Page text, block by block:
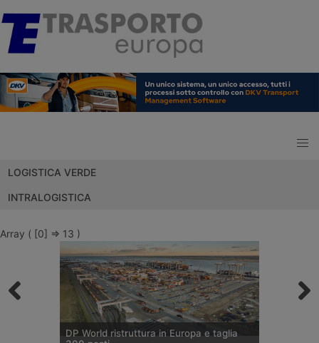
LOGISTICA VERDE
INTRALOGISTICA
Array ( [0] => 13 )
DP World ristruttura in Europa e taglia